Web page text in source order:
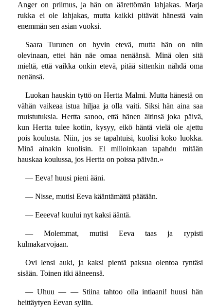
Anger on priimus, ja hän on äärettömän lahjakas. Marja
rukka ei ole lahjakas, mutta kaikki pitävät hänestä vain
enemmän sen asian vuoksi.
Saara Turunen on hyvin etevä, mutta hän on niin
olevinaan, ettei hän näe omaa nenäänsä. Minä olen sitä
mieltä, että vaikka onkin etevä, pitää sittenkin nähdä oma
nenänsä.
Luokan hauskin tyttö on Hertta Malmi. Mutta hänestä on
vähän vaikeaa istua hiljaa ja olla vaiti. Siksi hän aina saa
muistutuksia. Hertta sanoo, että hänen äitinsä joka päivä,
kun Hertta tulee kotiin, kysyy, eikö häntä vielä ole ajettu
pois koulusta. Niin, jos se tapahtuisi, kuolisi koko luokka.
Minä ainakin kuolisin. Ei milloinkaan tapahdu mitään
hauskaa koulussa, jos Hertta on poissa päivän.»
— Eeva! huusi pieni ääni.
— Nisse, mutisi Eeva kääntämättä päätään.
— Eeeeva! kuului nyt kaksi ääntä.
— Molemmat, mutisi Eeva taas ja rypisti
kulmakarvojaan.
Ovi lensi auki, ja kaksi pientä paksua olentoa ryntäsi
sisään. Toinen itki ääneensä.
— Uhuu — — Stiina tahtoo olla intiaani! huusi hän
heittäytyen Eevan syliin.